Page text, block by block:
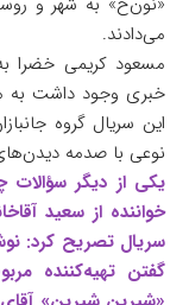
می‌دادند.
مسعود کریمی خضرا
خبری وجود داشت به
این سریال گروه
نوعی با صدمه
یکی از دیگر
خواننده از سعید
سریال تصریح کرد:
گفتن تهیه‌کننده